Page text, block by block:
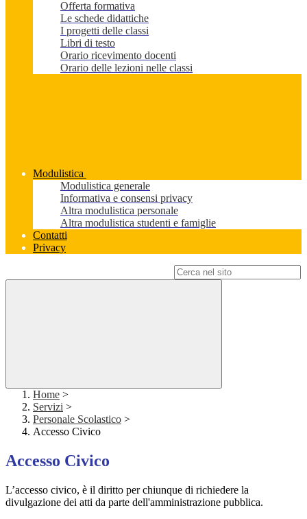
Offerta formativa
Le schede didattiche
I progetti delle classi
Libri di testo
Orario ricevimento docenti
Orario delle lezioni nelle classi
Modulistica
Modulistica generale
Informativa e consensi privacy
Altra modulistica personale
Altra modulistica studenti e famiglie
Contatti
Privacy
Home >
Servizi >
Personale Scolastico >
Accesso Civico
Accesso Civico
L’accesso civico, è il diritto per chiunque di richiedere la
divulgazione dei atti da parte dell'amministrazione pubblica.